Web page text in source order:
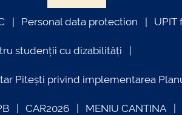
Personal data protection UPIT
studenții cu dizabilități
Pitești privind implementarea
CAR2026 MENIU CANTINA